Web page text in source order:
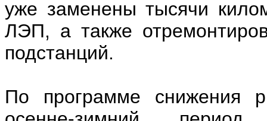
уже заменены тысячи
ЛЭП, а также
подстанций.
По программе снижения